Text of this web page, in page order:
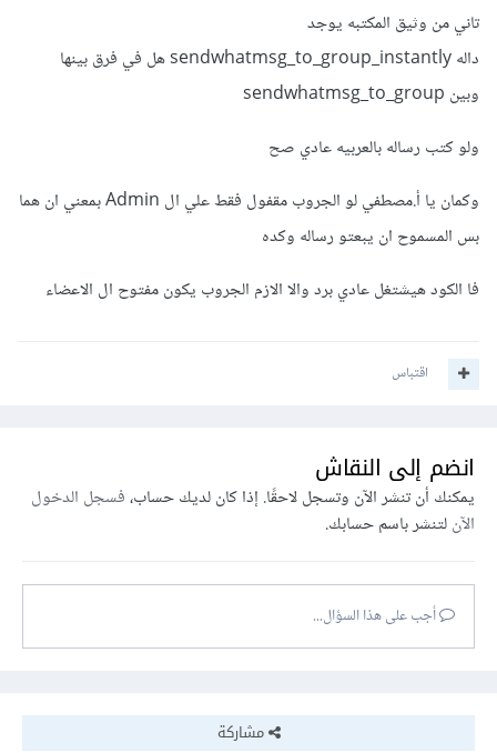
تاني من وثيق المكتبه يوجد
داله sendwhatmsg_to_group_instantly هل في فرق بينها
وبين sendwhatmsg_to_group
ولو كتب رساله بالعربيه عادي صح
وكمان يا أ.مصطفي لو الجروب مقفول فقط علي ال Admin بمعني ان هما
بس المسموح ان يبعتو رساله وكده
فا الكود هيشتغل عادي برد والا الازم الجروب يكون مفتوح ال الاعضاء
اقتباس
انضم إلى النقاش
يمكنك أن تنشر الآن وتسجل لاحقًا. إذا كان لديك حساب،فسجل الدخول
الآنلتنشر باسم حسابك.
أجب على هذا السؤال...
مشاركة